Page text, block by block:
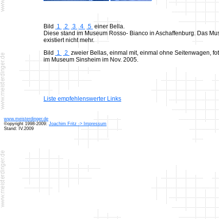
Bild 1 2 3 4 5 einer Bella.
Diese stand im Museum Rosso- Bianco in Aschaffenburg. Das
existiert nicht mehr.
Bild
1 2 zweier Bellas, einmal mit, einmal ohne Seitenwagen,
im Museum Sinsheim im Nov. 2005.
Liste empfehlenswerter Links
www.meisterdinger.de
©opyright 1998-2009: Joachim Fritz -> Impressum
Stand: IV.2009